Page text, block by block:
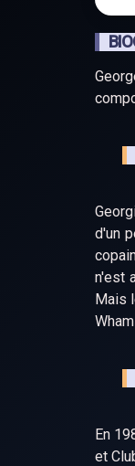
d'un
n'est
Mais
En
et